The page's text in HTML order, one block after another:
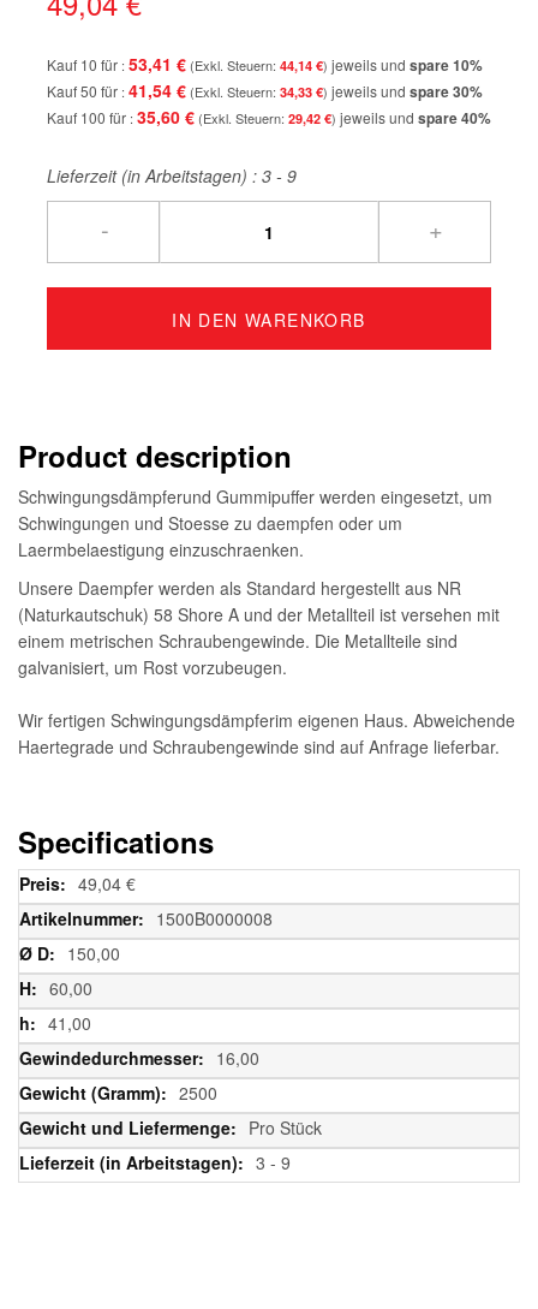
Kauf 10 für 53,41 € 44,14 € jeweils und spare10%
Kauf 50 für 41,54 € 34,33 € jeweils und spare30%
Kauf 100 für 35,60 € 29,42 € jeweils und spare40%
Lieferzeit (in Arbeitstagen) : 3 - 9
- +
IN DEN WARENKORB
Product description
Schwingungsdämpferund Gummipuffer werden eingesetzt, um
Schwingungen und Stoesse zu daempfen oder um
Laermbelaestigung einzuschraenken.
Unsere Daempfer werden als Standard hergestellt aus NR
(Naturkautschuk) 58 Shore A und der Metallteil ist versehen mit
einem metrischen Schraubengewinde. Die Metallteile sind
galvanisiert, um Rost vorzubeugen.
Wir fertigen Schwingungsdämpferim eigenen Haus. Abweichende
Haertegrade und Schraubengewinde sind auf Anfrage lieferbar.
Specifications
Weitere
Informationen
49,04 €
1500B0000008
150,00
60,00
41,00
16,00
2500
Pro Stück
3 - 9